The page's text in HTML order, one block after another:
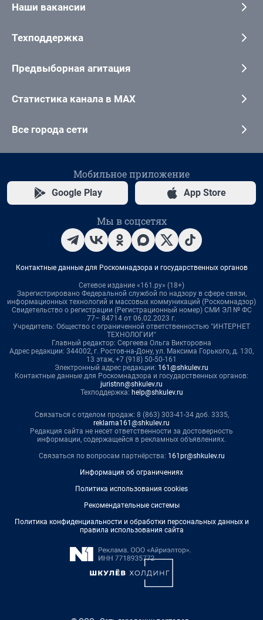
Наши вакансии
Техподдержка
Предвыборная агитация
Статистика канала в MAX
Все города сети
Мобильное приложение
Google Play App Store
Мы в соцсетях
Контактные данные для Роскомнадзора и государственных органов
Сетевое издание «161.ру» (18+)
Зарегистрировано Федеральной службой по надзору в сфере связи,
информационных технологий и массовых коммуникаций (Роскомнадзор)
Свидетельство о регистрации (Регистрационный номер) СМИ ЭЛ № ФС
77– 84714 от 06.02.2023 г.
Учредитель: Общество с ограниченной ответственностью "ИНТЕРНЕТ
ТЕХНОЛОГИИ"
Главный редактор: Сергеева Ольга Викторовна
Адрес редакции: 344002, г. Ростов-на-Дону, ул. Максима Горького, д. 130,
13 этаж, +7 (918) 50-50-161
Электронный адрес редакции: 161@shkulev.ru
Контактные данные для Роскомнадзора и государственных органов:
juristnn@shkulev.ru
Техподдержка: help@shkulev.ru
Связаться с отделом продаж: 8 (863) 303-41-34 доб. 3335,
reklama161@shkulev.ru
Редакция сайта не несет ответственности за достоверность
информации, содержащейся в рекламных объявлениях.
Связаться по вопросам партнёрства: 161pr@shkulev.ru
Информация об ограничениях
Политика использования cookies
Рекомендательные системы
Политика конфиденциальности и обработки персональных данных и
правила использования сайта